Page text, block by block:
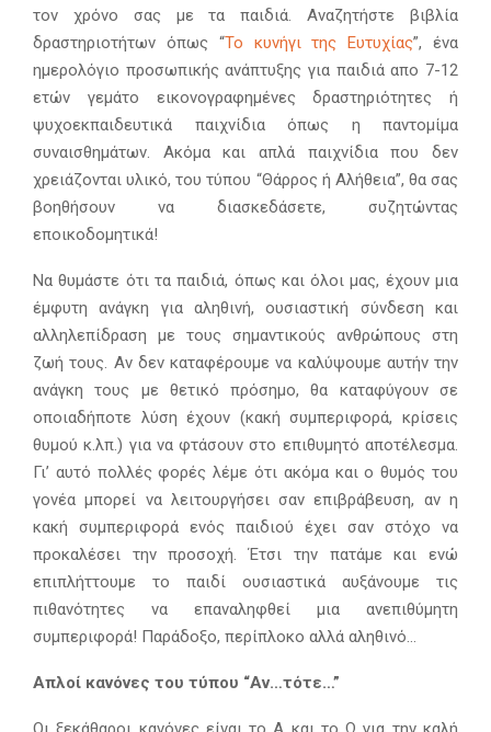
τον χρόνο σας με τα παιδιά. Αναζητήστε βιβλία
δραστηριοτήτων όπως “Το κυνήγι της Ευτυχίας”, ένα
ημερολόγιο προσωπικής ανάπτυξης για παιδιά απο 7-12
ετών γεμάτο εικονογραφημένες δραστηριότητες ή
ψυχοεκπαιδευτικά παιχνίδια όπως η παντομίμα
συναισθημάτων. Ακόμα και απλά παιχνίδια που δεν
χρειάζονται υλικό, του τύπου “Θάρρος ή Αλήθεια”, θα σας
βοηθήσουν να διασκεδάσετε, συζητώντας
εποικοδομητικά!
Να θυμάστε ότι τα παιδιά, όπως και όλοι μας, έχουν μια
έμφυτη ανάγκη για αληθινή, ουσιαστική σύνδεση και
αλληλεπίδραση με τους σημαντικούς ανθρώπους στη
ζωή τους. Αν δεν καταφέρουμε να καλύψουμε αυτήν την
ανάγκη τους με θετικό πρόσημο, θα καταφύγουν σε
οποιαδήποτε λύση έχουν (κακή συμπεριφορά, κρίσεις
θυμού κ.λπ.) για να φτάσουν στο επιθυμητό αποτέλεσμα.
Γι’ αυτό πολλές φορές λέμε ότι ακόμα και ο θυμός του
γονέα μπορεί να λειτουργήσει σαν επιβράβευση, αν η
κακή συμπεριφορά ενός παιδιού έχει σαν στόχο να
προκαλέσει την προσοχή. Έτσι την πατάμε και ενώ
επιπλήττουμε το παιδί ουσιαστικά αυξάνουμε τις
πιθανότητες να επαναληφθεί μια ανεπιθύμητη
συμπεριφορά! Παράδοξο, περίπλοκο αλλά αληθινό…
Απλοί κανόνες του τύπου “Αν…τότε…”